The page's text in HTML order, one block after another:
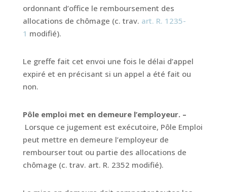
ordonnant d’office le remboursement des
allocations de chômage (c. trav. art. R. 1235-
1 modifié).
Le greffe fait cet envoi une fois le délai d’appel
expiré et en précisant si un appel a été fait ou
non.
Pôle emploi met en demeure l’employeur. –
Lorsque ce jugement est exécutoire, Pôle Emploi
peut mettre en demeure l’employeur de
rembourser tout ou partie des allocations de
chômage (c. trav. art. R. 2352 modifié).